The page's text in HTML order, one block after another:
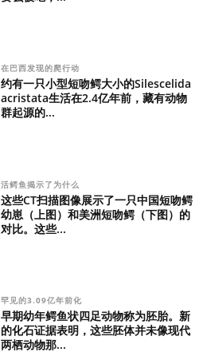
在巴西发现的爬行动
约有一只小型短吻鳄大小的Silescelida
acristata生活在2.4亿年前，藏有动物
群起源的...
活鳄鱼揭示了为什么
这些CT扫描图像展示了一只中国短吻鳄
幼崽（上图）和美洲短吻鳄（下图）的
对比。这些...
罕见的3.09亿年前化
早期幼年鳄鱼状四足动物称为胚胎。新
的化石证据表明，这些胚体并未像现代
两栖动物那...